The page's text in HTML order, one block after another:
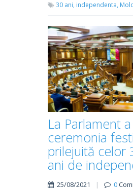
30 ani, independenta,
La Parlament
ceremonia
prilejuită celor
ani de
25/08/2021 | 0